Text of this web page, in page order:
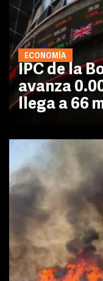
ECONOMÍA
IPC de la
avanza
llega a 66